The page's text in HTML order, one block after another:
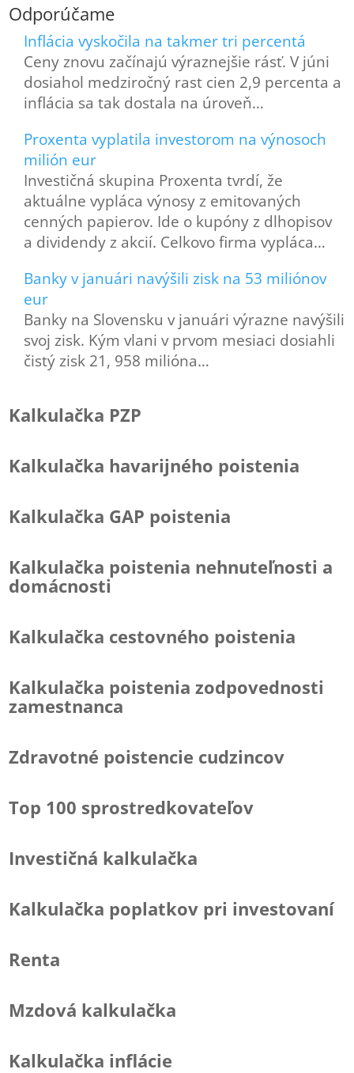
Odporúčame
Inflácia vyskočila na takmer tri percentá
Ceny znovu začínajú výraznejšie rásť. V júni
dosiahol medziročný rast cien 2,9 percenta a
inflácia sa tak dostala na úroveň…
Proxenta vyplatila investorom na výnosoch
milión eur
Investičná skupina Proxenta tvrdí, že
aktuálne vypláca výnosy z emitovaných
cenných papierov. Ide o kupóny z dlhopisov
a dividendy z akcií. Celkovo firma vypláca…
Banky v januári navýšili zisk na 53 miliónov
eur
Banky na Slovensku v januári výrazne navýšili
svoj zisk. Kým vlani v prvom mesiaci dosiahli
čistý zisk 21, 958 milióna…
Kalkulačka PZP
Kalkulačka havarijného poistenia
Kalkulačka GAP poistenia
Kalkulačka poistenia nehnuteľnosti a
domácnosti
Kalkulačka cestovného poistenia
Kalkulačka poistenia zodpovednosti
zamestnanca
Zdravotné poistencie cudzincov
Top 100 sprostredkovateľov
Investičná kalkulačka
Kalkulačka poplatkov pri investovaní
Renta
Mzdová kalkulačka
Kalkulačka inflácie